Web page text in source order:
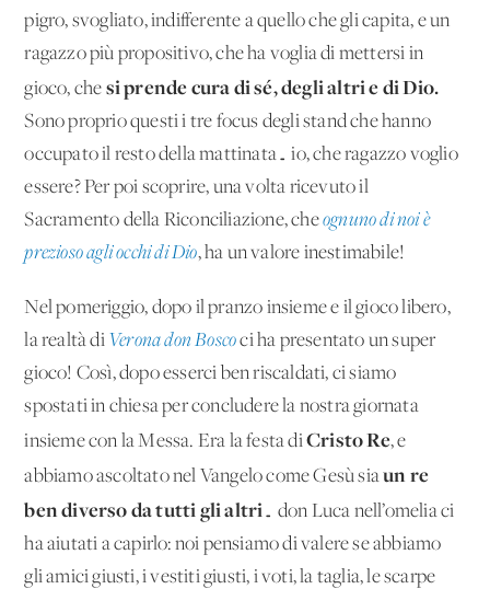
pigro, svogliato, indifferente a quello che gli capita, e un
ragazzo più propositivo, che ha voglia di mettersi in
gioco, che si prende cura di sé, degli altri e di Dio.
Sono proprio questi i tre focus degli stand che hanno
occupato il resto della mattinata… io, che ragazzo voglio
essere? Per poi scoprire, una volta ricevuto il
Sacramento della Riconciliazione, cheognuno di noi è
prezioso agli occhi di Dio, ha un valore inestimabile!
Nel pomeriggio, dopo il pranzo insieme e il gioco libero,
la realtà diVerona don Boscoci ha presentato un super
gioco! Così, dopo esserci ben riscaldati, ci siamo
spostati in chiesa per concludere la nostra giornata
insieme con la Messa. Era la festa diCristo Re, e
abbiamo ascoltato nel Vangelo come Gesù siaun re
ben diverso da tutti gli altri… don Luca nell’omelia ci
ha aiutati a capirlo: noi pensiamo di valere se abbiamo
gli amici giusti, i vestiti giusti, i voti, la taglia, le scarpe